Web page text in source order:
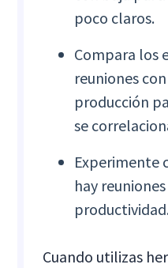
poco claros.
Compara los
reuniones
producción
se
Experimente
hay
Cuando utilizas